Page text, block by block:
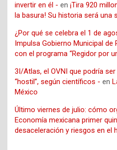
invertir en él - en ¡Tira 920
la basura! Su historia será una
¿Por qué se celebra el 1 de
Impulsa Gobierno Municipal de
con el programa “Regidor por
3I/Atlas, el OVNI que podría
“hostil”, según científicos - en
México
Último viernes de julio: cómo
Economía mexicana primer
desaceleración y riesgos en el